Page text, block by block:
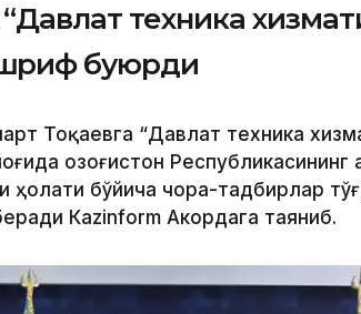
техника
буюрди
Тоқаевга “Давлат техника
Қозоғистон Республикасининг
ҳолати бўйича чора-тадбирлар
Каzinform Акордага таяниб.